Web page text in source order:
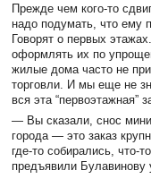
Прежде чем кого-то
надо подумать, что ему
Говорят о первых
оформлять их по
жилые дома часто не
торговли. И мы еще не
вся эта “первоэтажная”
— Вы сказали, снос
города — это заказ
где-то собирались, что-
предъявили Булавинову